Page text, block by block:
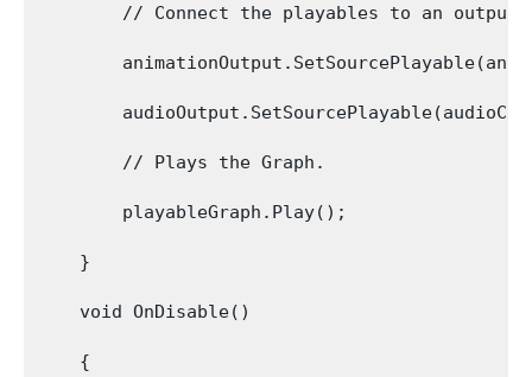
        // Connect the playables to an output
        // Plays the Graph.
        playableGraph.Play();
    }
    void OnDisable()
    {